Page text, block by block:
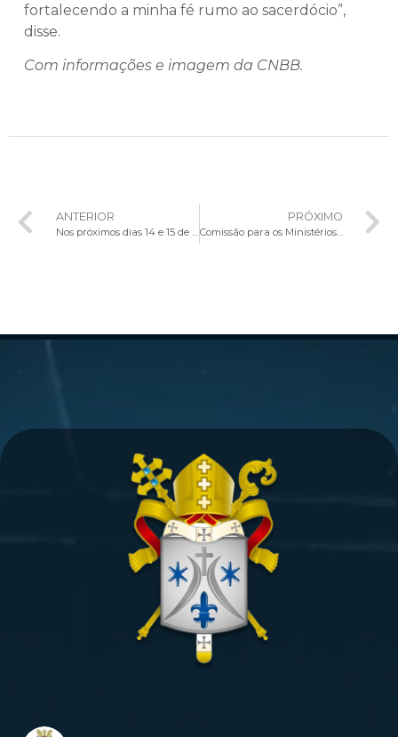
fortalecendo a minha fé rumo ao sacerdócio”,
disse.
Com informações e imagem da CNBB.
ANTERIOR PRÓXIMO
Comissão para os Ministérios Ordenados apresenta live de lançamento do tríduo preparatório para o Jubileu 2025